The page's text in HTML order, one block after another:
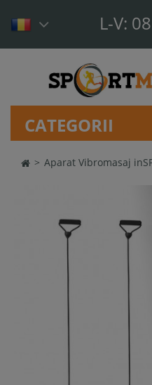
L-V:
CATEGORII
> Aparat Vibromasaj